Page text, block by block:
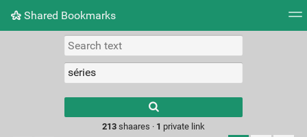
Shared Bookmarks
Picture wall
results.
213shaares · 1 private link